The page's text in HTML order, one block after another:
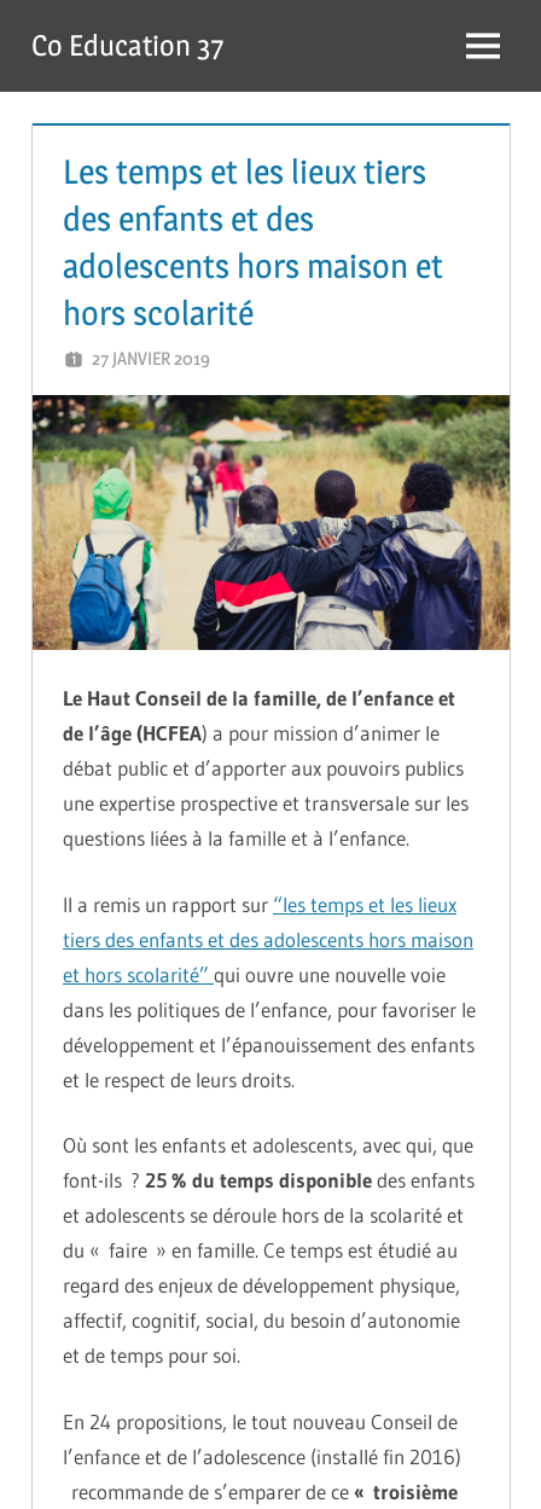
content
Co Education 37 Menu
Les temps et les lieux tiers
des enfants et des
adolescents hors maison et
hors scolarité
27 JANVIER 2019
Le Haut Conseil de la famille, de l’enfance et
de l’âge (HCFEA) a pour mission d’animer le
débat public et d’apporter aux pouvoirs publics
une expertise prospective et transversale sur les
questions liées à la famille et à l’enfance.
Il a remis un rapport sur “les temps et les lieux
tiers des enfants et des adolescents hors maison
et hors scolarité” qui ouvre une nouvelle voie
dans les politiques de l’enfance, pour favoriser le
développement et l’épanouissement des enfants
et le respect de leurs droits.
Où sont les enfants et adolescents, avec qui, que
font-ils ? 25 % du temps disponibledes enfants
et adolescents se déroule hors de la scolarité et
du « faire » en famille. Ce temps est étudié au
regard des enjeux de développement physique,
affectif, cognitif, social, du besoin d’autonomie
et de temps pour soi.
En 24 propositions, le tout nouveau Conseil de
l’enfance et de l’adolescence (installé fin 2016)
recommande de s’emparer de ce « troisième